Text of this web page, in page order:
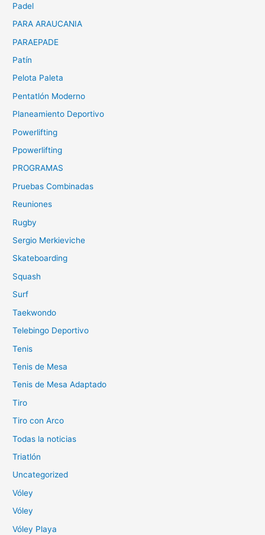
Padel
PARA ARAUCANIA
PARAEPADE
Patín
Pelota Paleta
Pentatlón Moderno
Planeamiento Deportivo
Powerlifting
Ppowerlifting
PROGRAMAS
Pruebas Combinadas
Reuniones
Rugby
Sergio Merkieviche
Skateboarding
Squash
Surf
Taekwondo
Telebingo Deportivo
Tenis
Tenis de Mesa
Tenis de Mesa Adaptado
Tiro
Tiro con Arco
Todas la noticias
Triatlón
Uncategorized
Vóley
Vóley
Vóley Playa